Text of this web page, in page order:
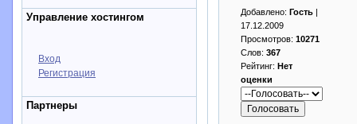
Управление хостингом
Вход
Регистрация
Партнеры
Добавлено: Гость |
17.12.2009
Просмотров: 10271
Слов: 367
Рейтинг: Нет
оценки